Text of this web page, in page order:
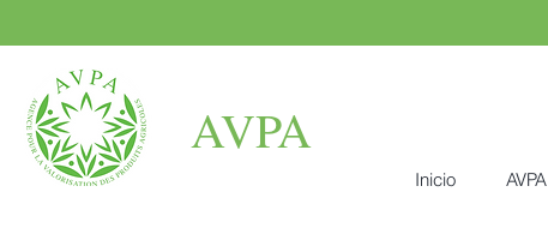
AVPA
Inicio AVPA